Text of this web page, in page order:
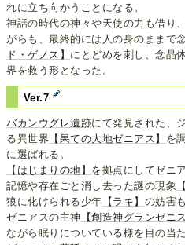
れに立ち向かうことになる。
神話の時代の神々や天使の力も借り
がらも、最終的には人の身のままで
ド・ゲノス】 にとどめを刺し、念晶
界を救う形となった。
Ver.7
バカンウグレ遺跡にて発見された、
る異世界 【果ての大地ゼニアス】 を
に選ばれる。
【はじまりの地】 を拠点にしてゼニ
記憶や存在ごと消し去った謎の現象
狼に化けられる少年 【ラキ】 の妨害
ゼニアスの主神
【創造神グランゼニ
ながら眠りについている様を目の当